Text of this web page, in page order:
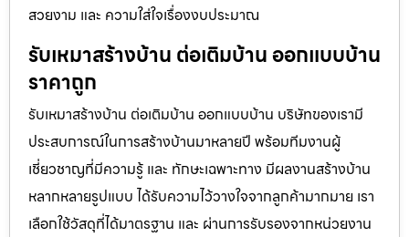
สวยงาม และ ความใส่ใจเรื่องงบประมาณ
รับเหมาสร้างบ้าน ต่อเติมบ้าน ออกแบบบ้าน
ราคาถูก
รับเหมาสร้างบ้าน ต่อเติมบ้าน ออกแบบบ้าน บริษัทของเรามี
ประสบการณ์ในการสร้างบ้านมาหลายปี พร้อมทีมงานผู้
เชี่ยวชาญที่มีความรู้ และ ทักษะเฉพาะทาง มีผลงานสร้างบ้าน
หลากหลายรูปแบบ ได้รับความไว้วางใจจากลูกค้ามากมาย เรา
เลือกใช้วัสดุที่ได้มาตรฐาน และ ผ่านการรับรองจากหน่วยงาน